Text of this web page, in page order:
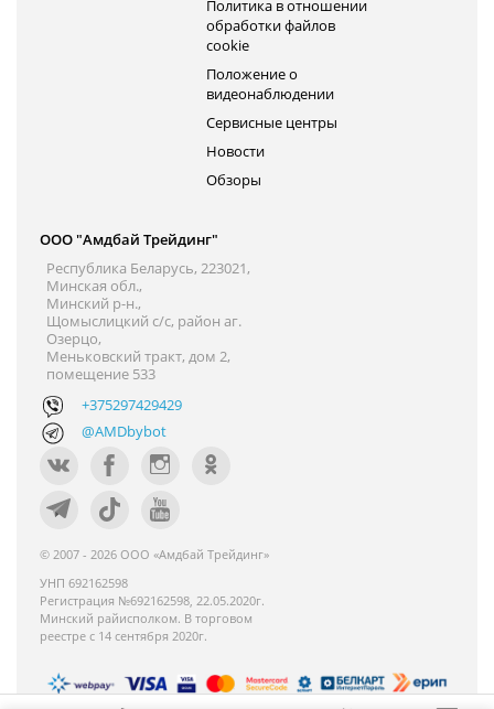
Политика в отношении
обработки файлов
cookie
Положение о
видеонаблюдении
Сервисные центры
Новости
Обзоры
ООО "Амдбай Трейдинг"
Республика Беларусь, 223021,
Минская обл.,
Минский р-н.,
Щомыслицкий с/с, район аг.
Озерцо,
Меньковский тракт, дом 2,
помещение 533
+375297429429
@AMDbybot
© 2007 - 2026 ООО «Амдбай Трейдинг»
УНП 692162598
Регистрация №692162598, 22.05.2020г.
Минский райисполком. В торговом
реестре с 14 сентября 2020г.